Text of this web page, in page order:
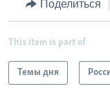
Поделиться
This item is part of
Темы дня